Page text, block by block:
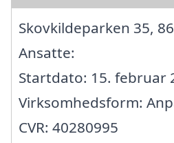
Skovkildeparken 35,
Ansatte:
Startdato: 15. februar
Virksomhedsform:
CVR: 40280995